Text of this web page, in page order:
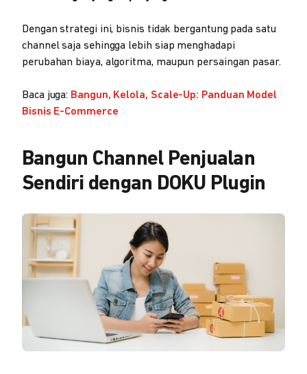
Dengan strategi ini, bisnis tidak bergantung pada satu
channel saja sehingga lebih siap menghadapi
perubahan biaya, algoritma, maupun persaingan pasar.
Baca juga: Bangun, Kelola, Scale-Up: Panduan Model
Bisnis E-Commerce
Bangun Channel Penjualan
Sendiri dengan DOKU Plugin